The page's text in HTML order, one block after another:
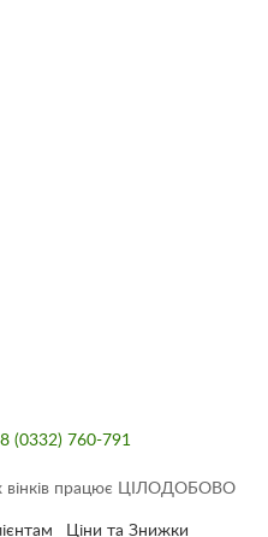
(0332) 760-791
вінків працює ЦІЛОДОБОВО
Ціни та Знижки